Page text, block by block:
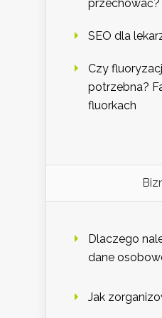
przechować?
SEO dla
Czy
potrzebna?
fluorkach
Dlaczego
dane
Jak